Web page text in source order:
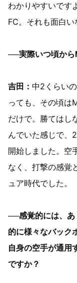
わかりやすいです
FC。それも面白い
──実際いつ頃か
吉田： 中2くらい
っても、その頃は
だけで。勝てはし
んでいた感じで、
開始しました。空
なく、打撃の感覚
ュア時代でした。
──感覚的には、あ
的に様々なバック
自身の空手が通用
ですか？